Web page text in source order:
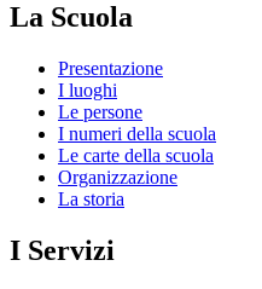
La Scuola
Presentazione
I luoghi
Le persone
I numeri della scuola
Le carte della scuola
Organizzazione
La storia
I Servizi